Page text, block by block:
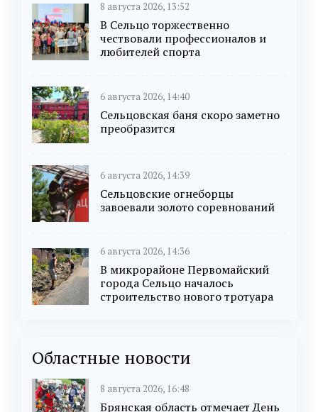
8 августа 2026, 13:52
В Сельцо торжественно
чествовали профессионалов и
любителей спорта
6 августа 2026, 14:40
Сельцовская баня скоро заметно
преобразится
6 августа 2026, 14:39
Сельцовские огнеборцы
завоевали золото соревнований
6 августа 2026, 14:36
В микрорайоне Первомайский
города Сельцо началось
строительство нового тротуара
Областные новости
8 августа 2026, 16:48
Брянская область отмечает День